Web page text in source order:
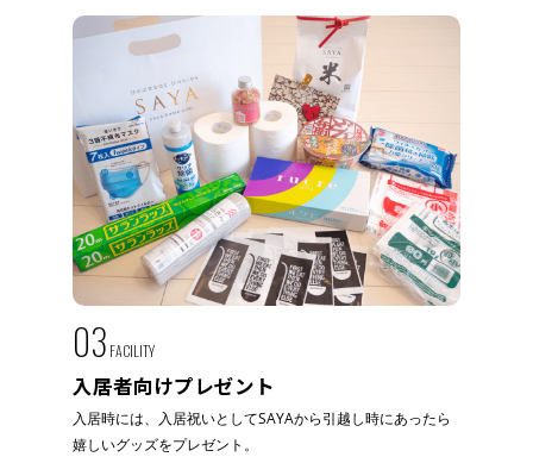
03 FACILITY
入居者向けプレゼント
入居時には、入居祝いとしてSAYAから引越し時にあったら
嬉しいグッズをプレゼント。